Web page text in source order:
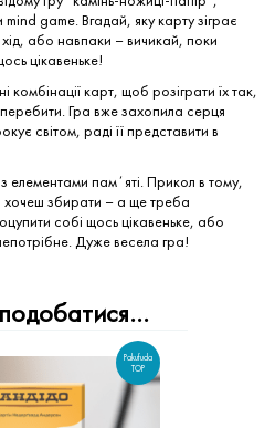
game. Вгадай, яку карту зіграє
або навпаки – вичикай, поки
цікавеньке!
комбінації карт, щоб розіграти їх так,
Гра вже захопила серця
світом, раді її представити в
елементами памʼяті. Прикол в тому,
хочеш збирати – а ще треба
собі щось цікавеньке, або
Дуже весела гра!
Pakufuda
TOP